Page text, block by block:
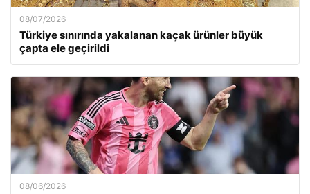
08/07/2026
Türkiye sınırında yakalanan kaçak ürünler büyük
çapta ele geçirildi
08/06/2026